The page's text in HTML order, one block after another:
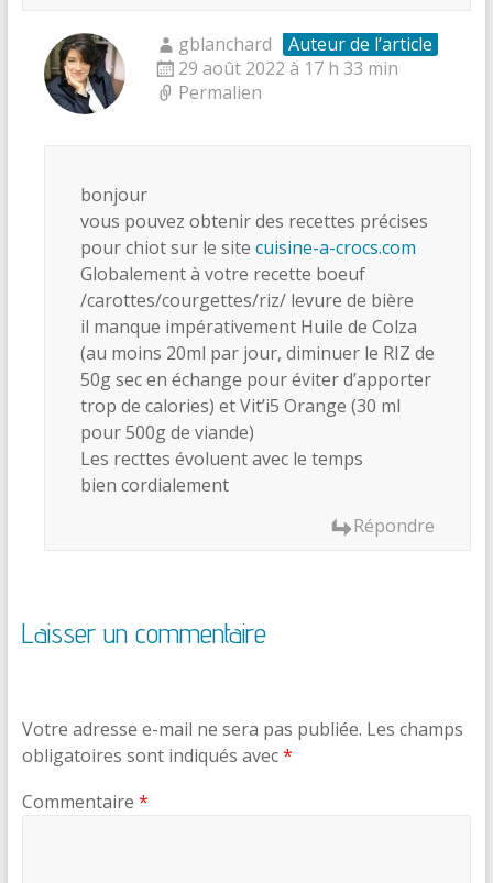
gblanchard
Auteur de l’article
29 août 2022 à 17 h 33 min
Permalien
bonjour
vous pouvez obtenir des recettes précises
pour chiot sur le site cuisine-a-crocs.com
Globalement à votre recette boeuf
/carottes/courgettes/riz/ levure de bière
il manque impérativement Huile de Colza
(au moins 20ml par jour, diminuer le RIZ de
50g sec en échange pour éviter d’apporter
trop de calories) et Vit’i5 Orange (30 ml
pour 500g de viande)
Les recttes évoluent avec le temps
bien cordialement
Répondre
Laisser un commentaire
Votre adresse e-mail ne sera pas publiée. Les champs
obligatoires sont indiqués avec*
Commentaire *